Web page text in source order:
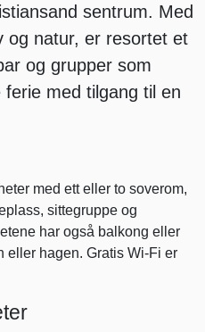
sentrum. Med
natur, er resortet et
og grupper som
med tilgang til en
med ett eller to soverom,
sittegruppe og
har også balkong eller
eller hagen. Gratis Wi-Fi er